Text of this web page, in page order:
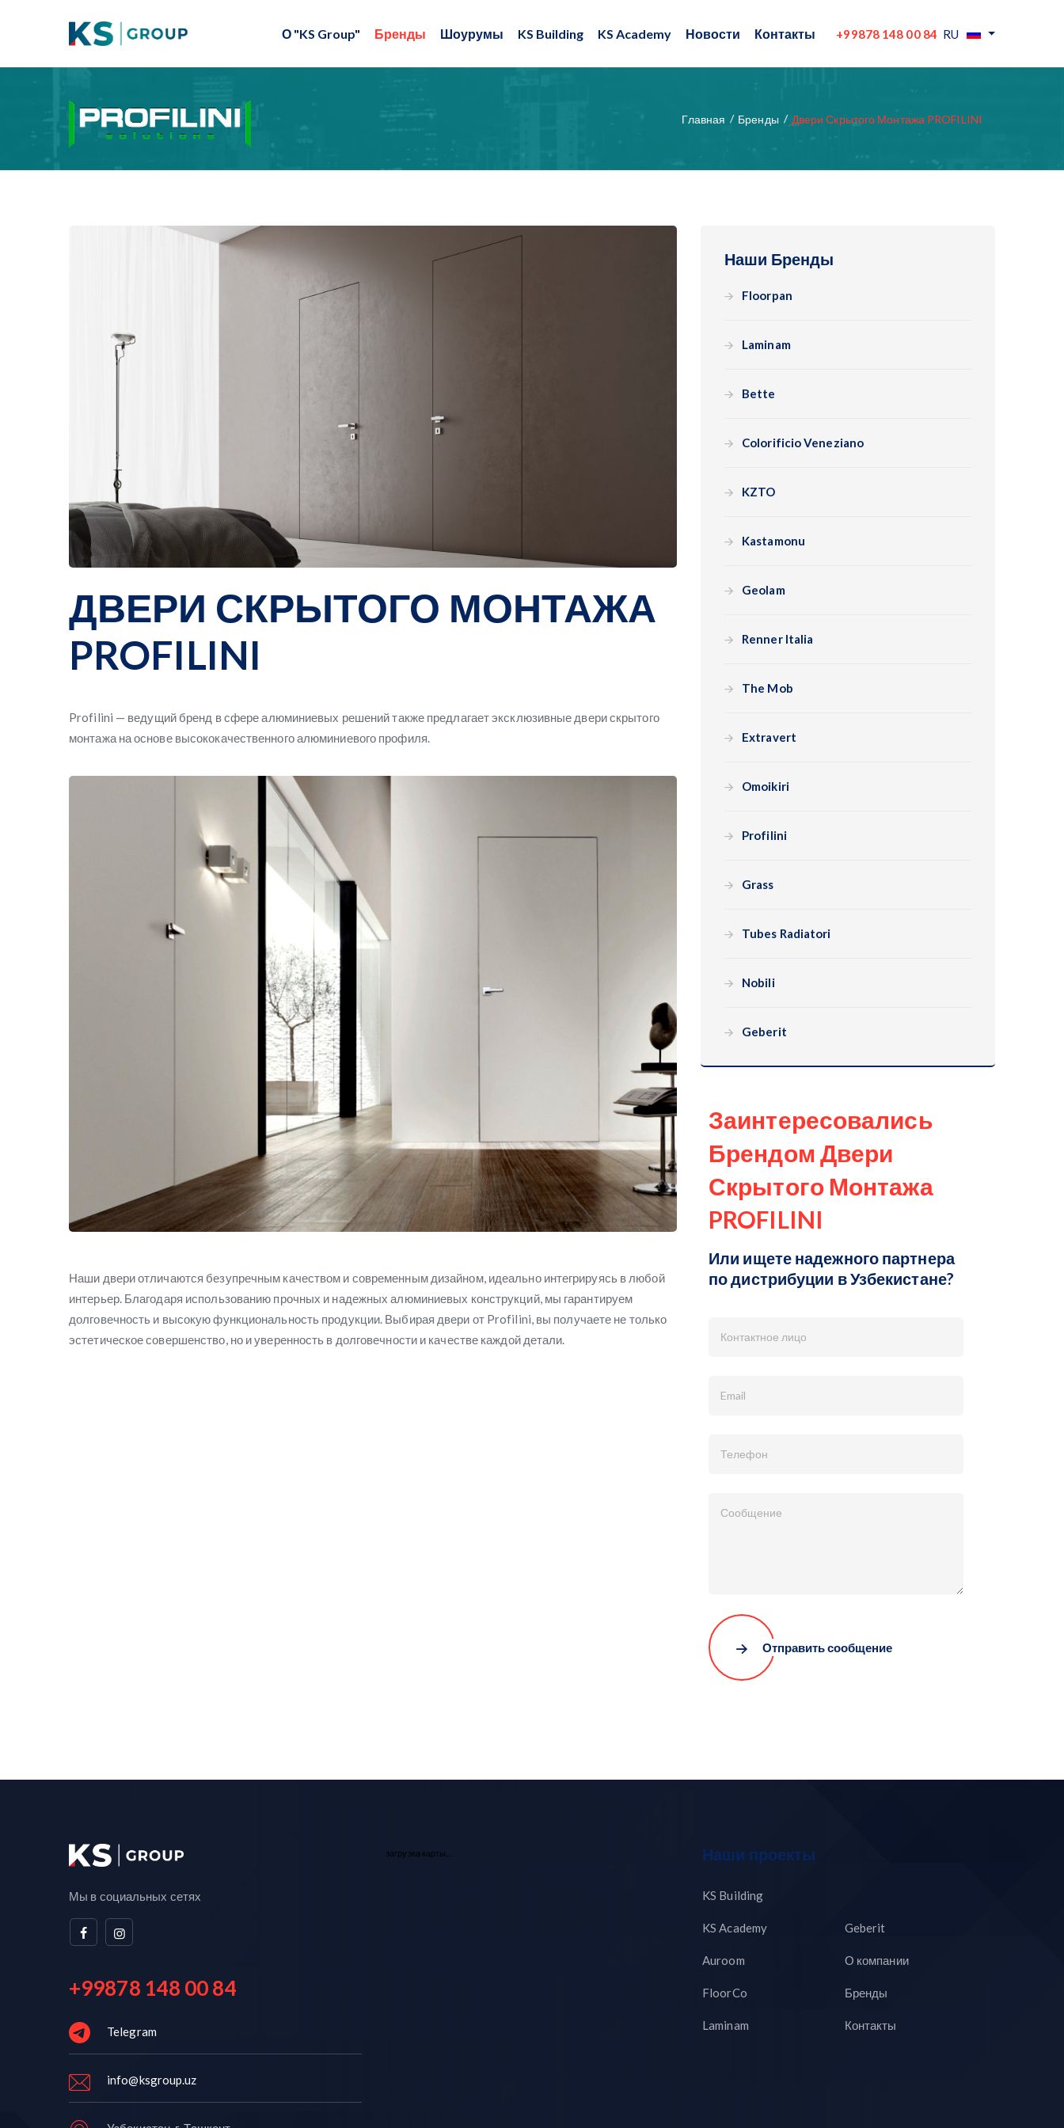
О "KS Group" Бренды Шоурумы KS Building KS Academy Новости Контакты +99878 148 00 84 RU
Главная Бренды Двери Скрытого Монтажа PROFILINI
ДВЕРИ СКРЫТОГО МОНТАЖА
PROFILINI
Profilini — ведущий бренд в сфере алюминиевых решений также предлагает эксклюзивные двери скрытого
монтажа на основе высококачественного алюминиевого профиля.
Наши двери отличаются безупречным качеством и современным дизайном, идеально интегрируясь в любой
интерьер. Благодаря использованию прочных и надежных алюминиевых конструкций, мы гарантируем
долговечность и высокую функциональность продукции. Выбирая двери от Profilini, вы получаете не только
эстетическое совершенство, но и уверенность в долговечности и качестве каждой детали.
Наши Бренды
Floorpan
Laminam
Bette
Colorificio Veneziano
KZTO
Kastamonu
Geolam
Renner Italia
The Mob
Extravert
Omoikiri
Profilini
Grass
Tubes Radiatori
Nobili
Geberit
Заинтересовались
Брендом Двери
Скрытого Монтажа
PROFILINI
Или ищете надежного партнера
по дистрибуции в Узбекистане?
Отправить сообщение
Мы в социальных сетях
+99878 148 00 84
Telegram
info@ksgroup.uz
загрузка карты... Наши проекты
KS Building
KS Academy
Auroom
FloorCo
Laminam
Geberit
О компании
Бренды
Контакты